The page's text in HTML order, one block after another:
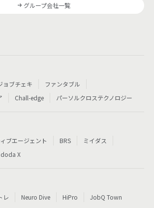
グループ会社一覧
ョブチェキ
ファンタブル
Chall-edge パーソルクロステクノロジー
ブエージェント BRS
ミイダス
doda X
レ Neuro Dive HiPro JobQ Town